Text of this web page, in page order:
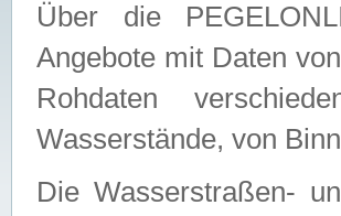
Über die
Angebote mit Daten
Rohdaten
Wasserstände, von
Die Wasserstraßen-